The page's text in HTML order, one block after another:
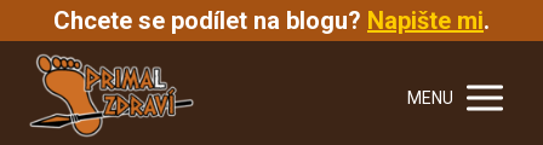
Chcete se podílet na blogu? Napište mi.
MENU